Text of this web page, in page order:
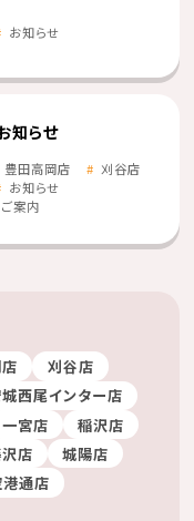
お知らせ
知らせ
豊田高岡店
刈谷店
お知らせ
案内
刈谷店
西尾インター店
一宮店
稲沢店
店
城陽店
通店